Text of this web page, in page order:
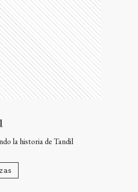
la historia de Tandil